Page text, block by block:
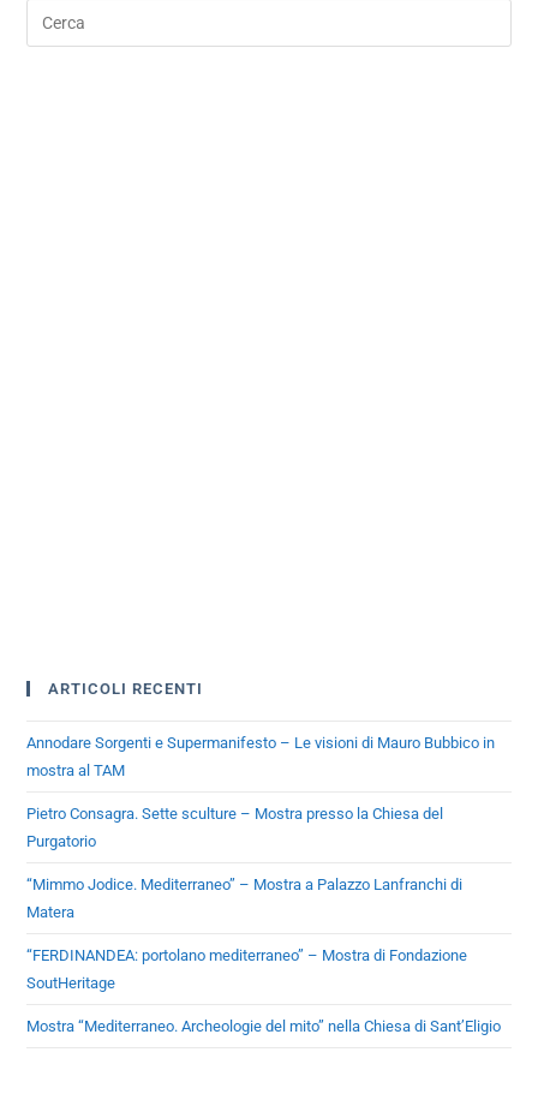
ARTICOLI RECENTI
Annodare Sorgenti e Supermanifesto – Le visioni di Mauro Bubbico in
mostra al TAM
Pietro Consagra. Sette sculture – Mostra presso la Chiesa del
Purgatorio
“Mimmo Jodice. Mediterraneo” – Mostra a Palazzo Lanfranchi di
Matera
“FERDINANDEA: portolano mediterraneo” – Mostra di Fondazione
SoutHeritage
Mostra “Mediterraneo. Archeologie del mito” nella Chiesa di Sant’Eligio